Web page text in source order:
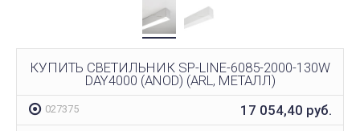
КУПИТЬ СВЕТИЛЬНИК SP-LINE-6085-2000-130W
DAY4000 (ANOD) (ARL, МЕТАЛЛ)
027375 17 054,40 руб.